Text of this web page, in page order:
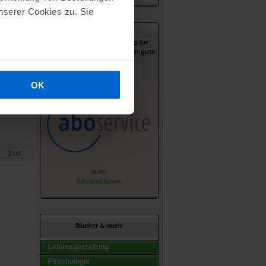
Cookies zu. Sie
OK
Praxis.
Unsere neue Dienstleistung für
Verlage, die ihr Abogeschäft in gute
mehr
Informationen
Bücher & mehr
Lebensgestaltung
Psychologie